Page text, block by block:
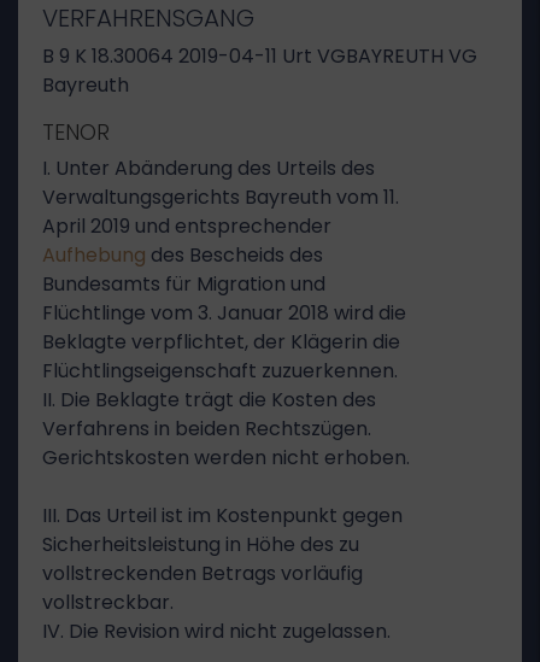
VERFAHRENSGANG
B 9 K 18.30064 2019-04-11 Urt VGBAYREUTH VG
Bayreuth
TENOR
I. Unter Abänderung des Urteils des
Verwaltungsgerichts Bayreuth vom 11.
April 2019 und entsprechender
Aufhebung des Bescheids des
Bundesamts für Migration und
Flüchtlinge vom 3. Januar 2018 wird die
Beklagte verpflichtet, der Klägerin die
Flüchtlingseigenschaft zuzuerkennen.
II. Die Beklagte trägt die Kosten des
Verfahrens in beiden Rechtszügen.
Gerichtskosten werden nicht erhoben.
III. Das Urteil ist im Kostenpunkt gegen
Sicherheitsleistung in Höhe des zu
vollstreckenden Betrags vorläufig
vollstreckbar.
IV. Die Revision wird nicht zugelassen.